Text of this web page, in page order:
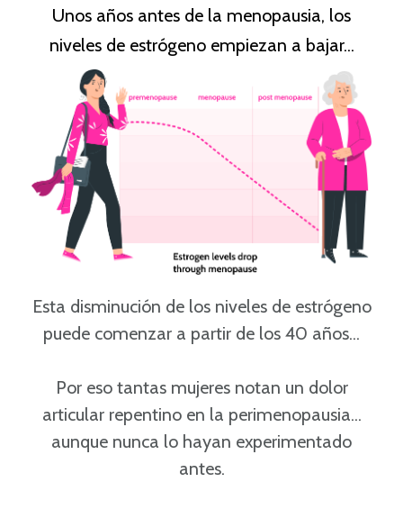
Unos años antes de la menopausia, los
niveles de estrógeno empiezan a bajar...
Esta disminución de los niveles de estrógeno
puede comenzar a partir de los 40 años...
Por eso tantas mujeres notan un dolor
articular repentino en la perimenopausia...
aunque nunca lo hayan experimentado
antes.